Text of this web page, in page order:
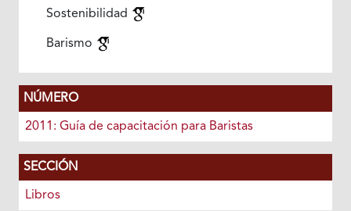
Sostenibilidad
Barismo
NÚMERO
2011: Guía de capacitación para Baristas
SECCIÓN
Libros